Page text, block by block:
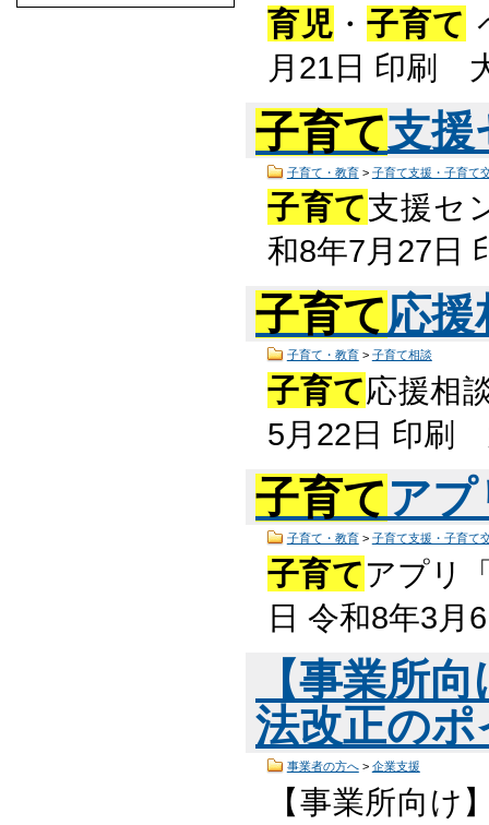
育児 ・ 子育て
月21日 印刷
子育て支
子育て・教育> 子育て支援・子育て
子育て支援セ
和8年7月27日
子育て応
子育て・教育> 子育て相談
子育て応援相
5月22日 印刷
子育てア
子育て・教育> 子育て支援・子育て
子育てアプリ
日 令和8年3
【事業所
法改正の
事業者の方へ> 企業支援
【事業所向け